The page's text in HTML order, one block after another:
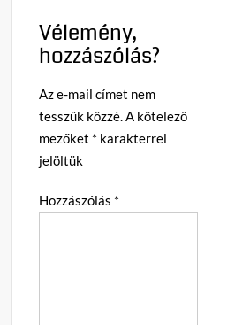
Vélemény,
hozzászólás?
Az e-mail címet nem
tesszük közzé.A kötelező
mezőket * karakterrel
jelöltük
Hozzászólás *